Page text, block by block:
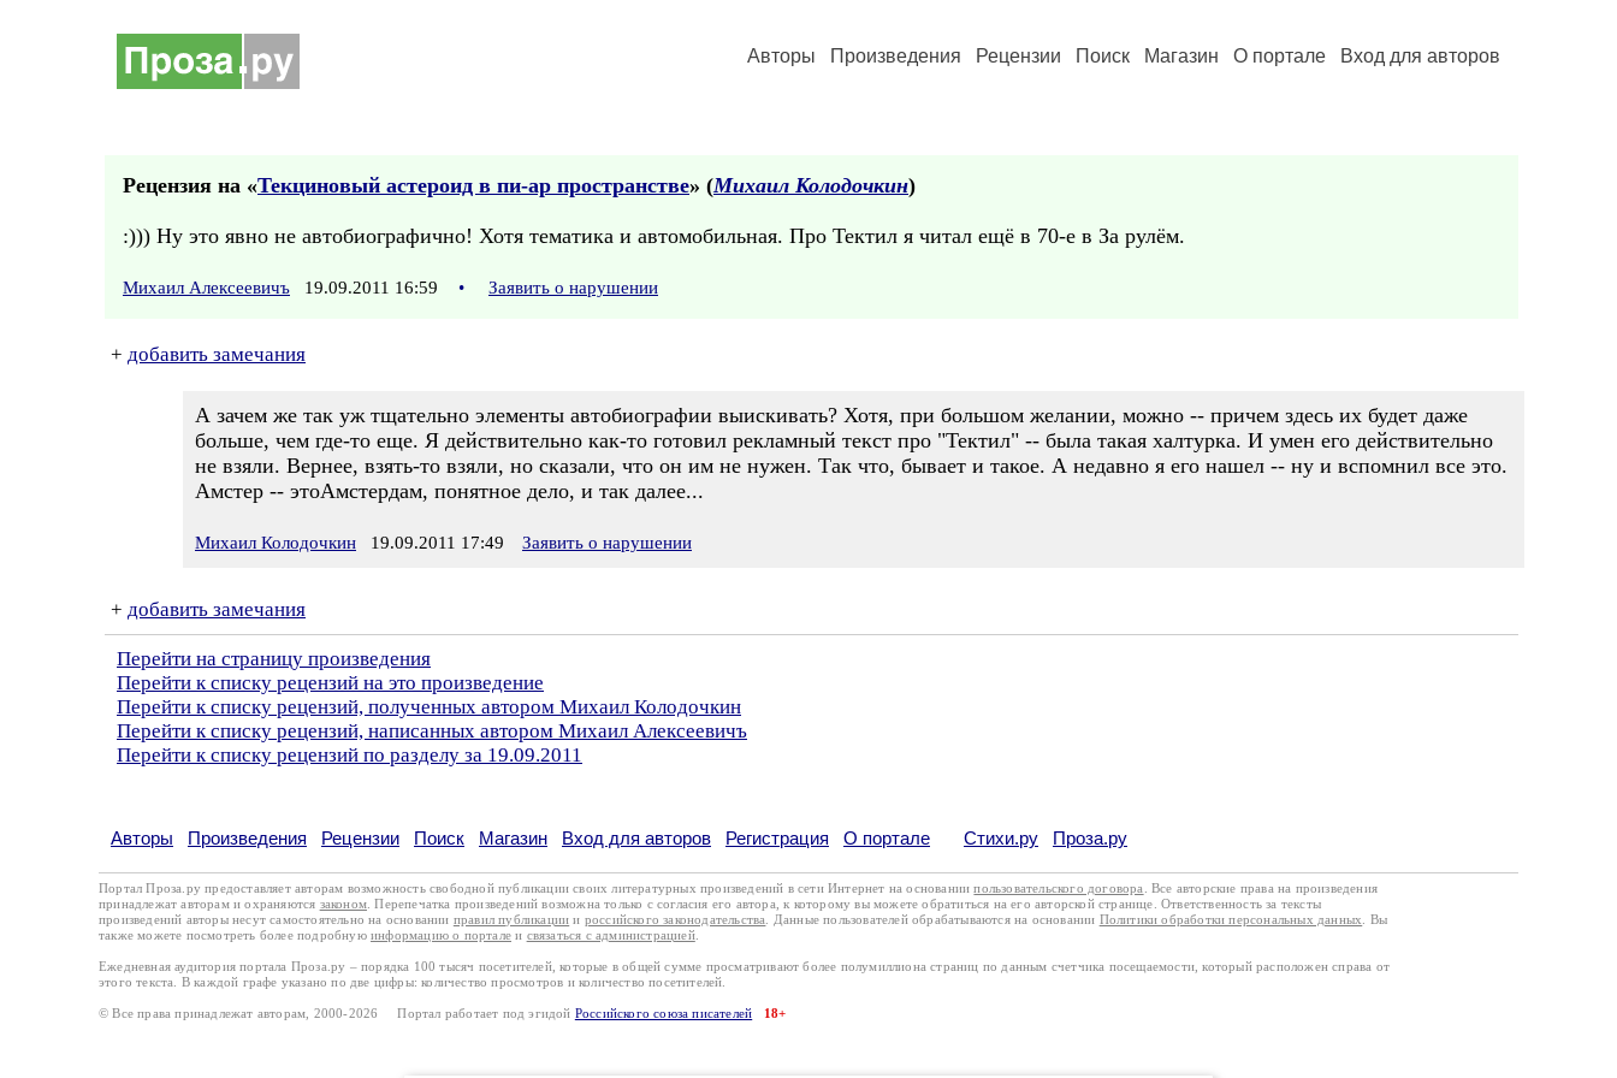
Авторы Произведения Рецензии Поиск Магазин О портале Вход для авторов
Рецензия на «Текциновый астероид в пи-ар пространстве» (Михаил Колодочкин)
:))) Ну это явно не автобиографично! Хотя тематика и автомобильная. Про Тектил я читал ещё в 70-е в За рулём.
Михаил Алексеевичъ 19.09.2011 16:59 • Заявить о нарушении
+ добавить замечания
А зачем же так уж тщательно элементы автобиографии выискивать? Хотя, при большом желании, можно -- причем здесь их будет даже
больше, чем где-то еще. Я действительно как-то готовил рекламный текст про "Тектил" -- была такая халтурка. И умен его действительно
не взяли. Вернее, взять-то взяли, но сказали, что он им не нужен. Так что, бывает и такое. А недавно я его нашел -- ну и вспомнил все это.
Амстер -- этоАмстердам, понятное дело, и так далее...
Михаил Колодочкин 19.09.2011 17:49 Заявить о нарушении
+ добавить замечания
Перейти на страницу произведения
Перейти к списку рецензий на это произведение
Перейти к списку рецензий, полученных автором Михаил Колодочкин
Перейти к списку рецензий, написанных автором Михаил Алексеевичъ
Перейти к списку рецензий по разделу за 19.09.2011
Авторы Произведения Рецензии Поиск Магазин Вход для авторов Регистрация О портале Стихи.ру Проза.ру
Портал Проза.ру предоставляет авторам возможность свободной публикации своих литературных произведений в сети Интернет на основаниипользовательского договора
. Все авторские права на произведения
принадлежат авторам и охраняются законом . Перепечатка произведений возможна только с согласия его автора, к которому вы можете обратиться на его авторской странице. Ответственность за тексты
произведений авторы несут самостоятельно на основании правил публикации и российского законодательства . Данные пользователей обрабатываются на основании Политики обработки персональных данных
. Вы
также можете посмотреть более подробную информацию о портале и связаться с администрацией.
Ежедневная аудитория портала Проза.ру – порядка 100 тысяч посетителей, которые в общей сумме просматривают более полумиллиона страниц по данным счетчика посещаемости, который расположен справа от
этого текста. В каждой графе указано по две цифры: количество просмотров и количество посетителей.
© Все права принадлежат авторам, 2000-2026 Портал работает под эгидой Российского союза писателей 18+